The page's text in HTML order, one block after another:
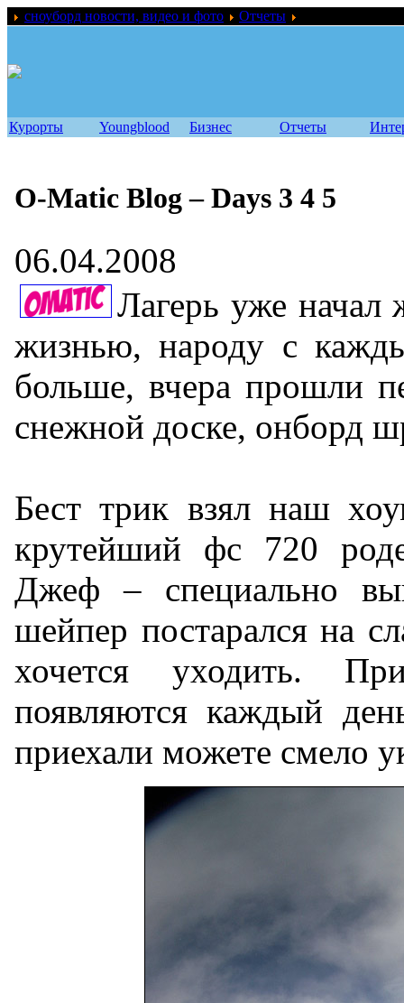
сноуборд новости, видео и фото Отчеты
Курорты Youngblood Бизнес Отчеты
O-Matic Blog – Days 3 4 5
06.04.2008
Лагерь уже начал
жизнью, народу с
больше, вчера прошли
снежной доске, онборд
Бест трик взял наш
крутейший фс 720
Джеф – специально
шейпер постарался на
хочется уходить.
появляются каждый
приехали можете смело